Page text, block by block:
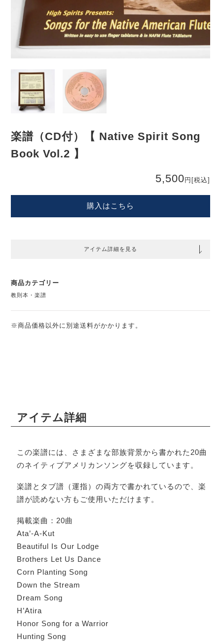
楽譜（CD付）【 Native Spirit Song
Book Vol.2 】
5,500 円 [税込]
購入はこちら
アイテム詳細を見る
商品カテゴリー
教則本・楽譜
※商品価格以外に別途送料がかかります。
アイテム詳細
この楽譜には、さまざまな部族背景から書かれた20曲
のネイティブアメリカンソングを収録しています。
楽譜とタブ譜（運指）の両方で書かれているので、楽
譜が読めない方もご使用いただけます。
掲載楽曲：20曲
Ata’-A-Kut
Beautiful Is Our Lodge
Brothers Let Us Dance
Corn Planting Song
Down the Stream
Dream Song
H’Atira
Honor Song for a Warrior
Hunting Song